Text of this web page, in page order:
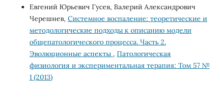
Евгений Юрьевич Гусев, Валерий Александрович
Черешнев, Системное воспаление: теоретические и
методологические подходы к описанию модели
общепатологического процесса. Часть 2.
Эволюционные аспекты , Патологическая
физиология и экспериментальная терапия: Том 57 №
1 (2013)